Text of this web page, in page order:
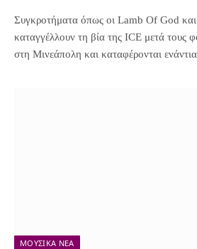
Συγκροτήματα όπως οι Lamb Of God
καταγγέλλουν τη βία της ICE μετά τους
στη Μινεάπολη και καταφέρονται
ΜΟΥΣΙΚΆ ΝΈΑ